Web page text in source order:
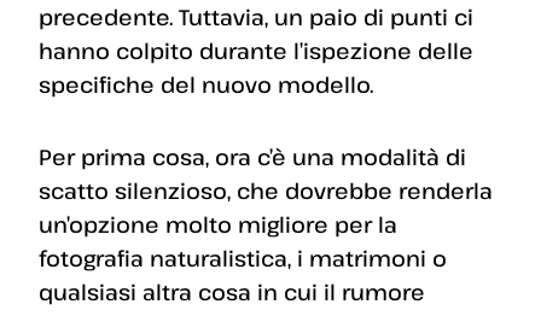
precedente. Tuttavia, un paio di punti ci
hanno colpito durante l’ispezione delle
specifiche del nuovo modello.
Per prima cosa, ora c’è una modalità di
scatto silenzioso, che dovrebbe renderla
un’opzione molto migliore per la
fotografia naturalistica, i matrimoni o
qualsiasi altra cosa in cui il rumore